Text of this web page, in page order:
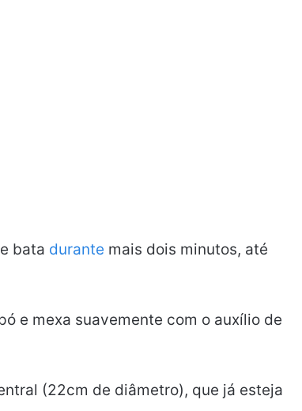
bata durante mais dois minutos, até
e mexa suavemente com o auxílio de
(22cm de diâmetro), que já esteja